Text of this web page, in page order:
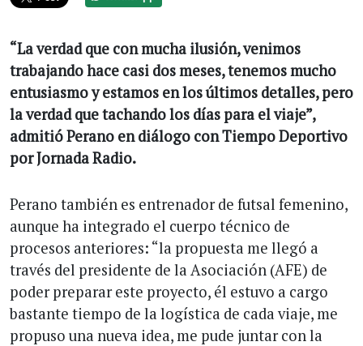
“La verdad que con mucha ilusión, venimos
trabajando hace casi dos meses, tenemos mucho
entusiasmo y estamos en los últimos detalles, pero
la verdad que tachando los días para el viaje”,
admitió Perano en diálogo con Tiempo Deportivo
por Jornada Radio.
Perano también es entrenador de futsal femenino,
aunque ha integrado el cuerpo técnico de
procesos anteriores: “la propuesta me llegó a
través del presidente de la Asociación (AFE) de
poder preparar este proyecto, él estuvo a cargo
bastante tiempo de la logística de cada viaje, me
propuso una nueva idea, me pude juntar con la